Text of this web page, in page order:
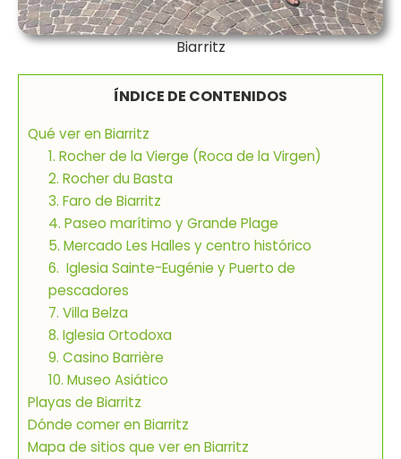
Biarritz
ÍNDICE DE CONTENIDOS
Qué ver en Biarritz
1. Rocher de la Vierge (Roca de la Virgen)
2. Rocher du Basta
3. Faro de Biarritz
4. Paseo marítimo y Grande Plage
5. Mercado Les Halles y centro histórico
6. Iglesia Sainte-Eugénie y Puerto de
pescadores
7. Villa Belza
8. Iglesia Ortodoxa
9. Casino Barrière
10. Museo Asiático
Playas de Biarritz
Dónde comer en Biarritz
Mapa de sitios que ver en Biarritz